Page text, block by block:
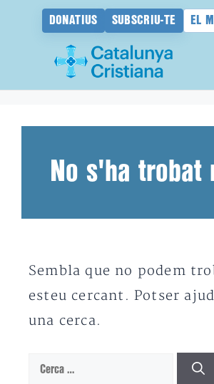
DONATIUS SUBSCRIU-TE EL
No s'ha trobat
Sembla que no podem
esteu cercant. Potser
una cerca.
Cerca: